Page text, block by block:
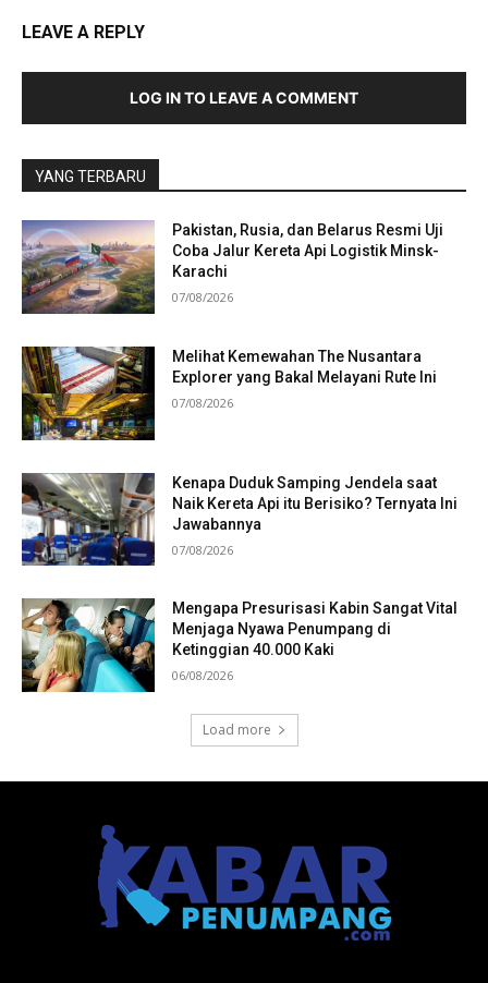
LEAVE A REPLY
LOG IN TO LEAVE A COMMENT
YANG TERBARU
Pakistan, Rusia, dan Belarus Resmi Uji
Coba Jalur Kereta Api Logistik Minsk-
Karachi
07/08/2026
Melihat Kemewahan The Nusantara
Explorer yang Bakal Melayani Rute Ini
07/08/2026
Kenapa Duduk Samping Jendela saat
Naik Kereta Api itu Berisiko? Ternyata Ini
Jawabannya
07/08/2026
Mengapa Presurisasi Kabin Sangat Vital
Menjaga Nyawa Penumpang di
Ketinggian 40.000 Kaki
06/08/2026
Load more